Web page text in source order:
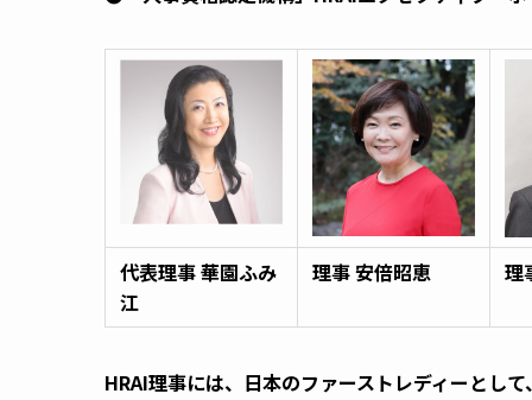
代表理事華園ふみ
江
理事安倍昭恵 理
HRAI理事には、日本のファーストレディーとし